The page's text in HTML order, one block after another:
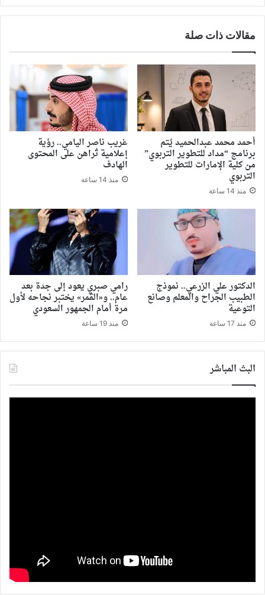
مقالات ذات صلة
أحمد محمد عبدالحميد يُتم
برنامج “مداد للتطوير التربوي”
من كلية الإمارات للتطوير
التربوي
منذ 14 ساعة
غريب ناصر اليامي.. رؤية
إعلامية تُراهن على المحتوى
الهادف
منذ 14 ساعة
الدكتور علي الزرعي.. نموذج
الطبيب الجراح والمعلم وصانع
التوعية
منذ 17 ساعة
رامي صبري يعود إلى جدة بعد
عام.. و«القمر» يختبر نجاحه لأول
مرة أمام الجمهور السعودي
منذ 19 ساعة
البث المباشر